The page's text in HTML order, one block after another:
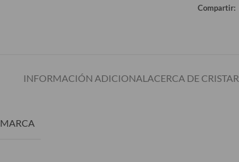
Compartir:
INFORMACIÓN ADICIONAL ACERCA DE CRISTAR
MARCA